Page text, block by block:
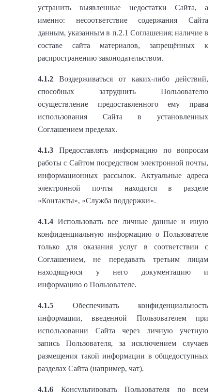
устранить выявленные недостатки Сайта, а
именно: несоответствие содержания Сайта
данным, указанным в п.2.1 Соглашения; наличие в
составе сайта материалов, запрещённых к
распространению законодательством.
4.1.2 Воздерживаться от каких-либо действий,
способных затруднить Пользователю
осуществление предоставленного ему права
использования Сайта в установленных
Соглашением пределах.
4.1.3 Предоставлять информацию по вопросам
работы с Сайтом посредством электронной почты,
информационных рассылок. Актуальные адреса
электронной почты находятся в разделе
«Контакты», «Служба поддержки».
4.1.4 Использовать все личные данные и иную
конфиденциальную информацию о Пользователе
только для оказания услуг в соответствии с
Соглашением, не передавать третьим лицам
находящуюся у него документацию и
информацию о Пользователе.
4.1.5 Обеспечивать конфиденциальность
информации, введенной Пользователем при
использовании Сайта через личную учетную
запись Пользователя, за исключением случаев
размещения такой информации в общедоступных
разделах Сайта (например, чат).
4.1.6 Консультировать Пользователя по всем